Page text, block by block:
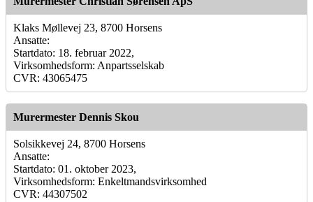
Klaks Møllevej 23, 8700 Horsens
Ansatte:
Startdato: 18. februar 2022,
Virksomhedsform: Anpartsselskab
CVR: 43065475
Murermester Dennis Skou
Solsikkevej 24, 8700 Horsens
Ansatte:
Startdato: 01. oktober 2023,
Virksomhedsform: Enkeltmandsvirksomhed
CVR: 44307502